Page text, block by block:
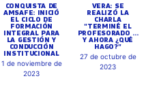
CONQUISTA DE
AMSAFE: INICIÓ
EL CICLO DE
FORMACIÓN
INTEGRAL PARA
LA GESTIÓN Y
CONDUCCIÓN
INSTITUCIONAL
1 de noviembre de
2023
VERA: SE
REALIZÓ LA
CHARLA
"TERMINÉ EL
PROFESORADO ...
Y AHORA ¿QUÉ
HAGO?"
27 de octubre de
2023